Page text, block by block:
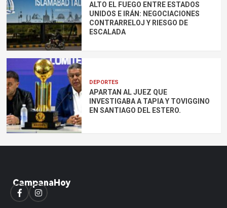
ALTO EL FUEGO ENTRE ESTADOS
UNIDOS E IRÁN: NEGOCIACIONES
CONTRARRELOJ Y RIESGO DE
ESCALADA
DEPORTES
APARTAN AL JUEZ QUE
INVESTIGABA A TAPIA Y TOVIGGINO
EN SANTIAGO DEL ESTERO.
FacebookInstagram